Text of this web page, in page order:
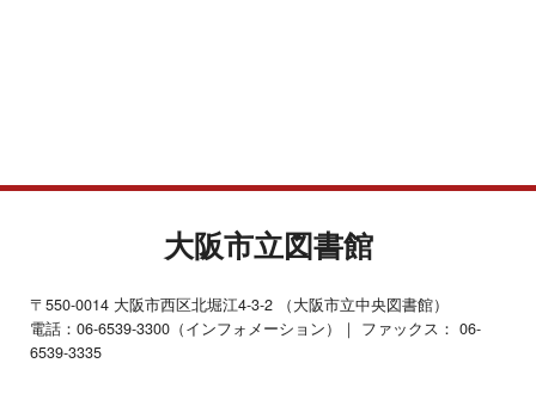
大阪市立図書館
〒550-0014 大阪市西区北堀江4-3-2 （大阪市立中央図書館）
電話：06-6539-3300（インフォメーション）｜ ファックス： 06-
6539-3335